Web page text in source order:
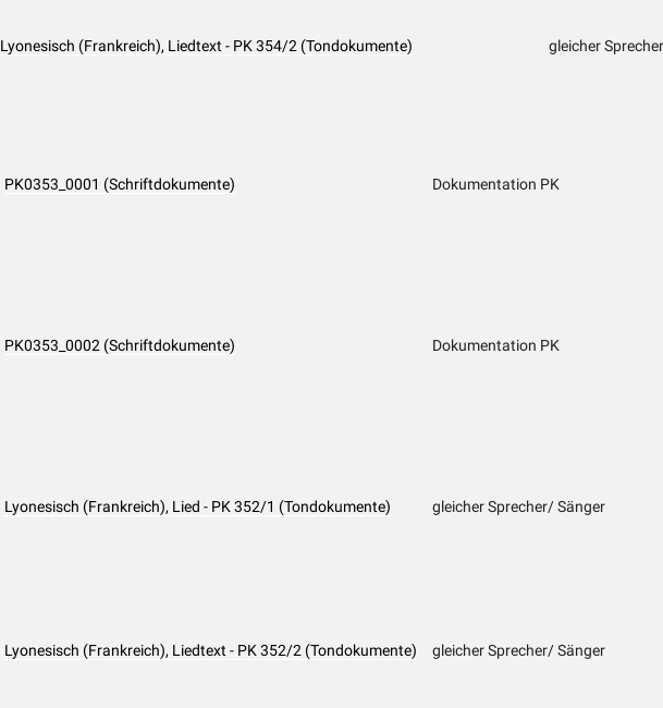
Lyonesisch (Frankreich), Liedtext - PK 354/2 (Tondokumente) gleicher
PK0353_0001 (Schriftdokumente) Dokumentation PK
PK0353_0002 (Schriftdokumente) Dokumentation PK
Lyonesisch (Frankreich), Lied - PK 352/1 (Tondokumente) gleicher Sprecher/ Sänger
Lyonesisch (Frankreich), Liedtext - PK 352/2 (Tondokumente) gleicher Sprecher/ Sänger